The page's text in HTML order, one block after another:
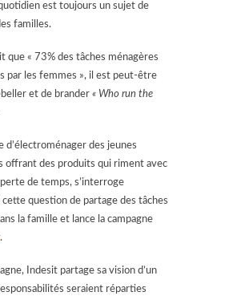
est toujours un sujet de
familles.
que « 73% des tâches ménagères
par les femmes », il est peut-être
et de brander « Who run the
d’électroménager des jeunes
offrant des produits qui riment avec
de temps, s’interroge
cette question de partage des tâches
la famille et lance la campagne
.
Indesit partage sa vision d’un
seraient réparties